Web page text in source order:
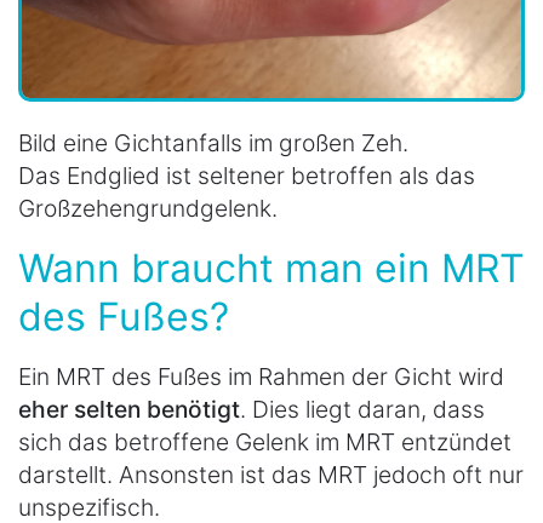
Bild eine Gichtanfalls im großen Zeh.
Das Endglied ist seltener betroffen als das
Großzehengrundgelenk.
Wann braucht man ein MRT
des Fußes?
Ein MRT des Fußes im Rahmen der Gicht wird
eher selten benötigt. Dies liegt daran, dass
sich das betroffene Gelenk im MRT entzündet
darstellt. Ansonsten ist das MRT jedoch oft nur
unspezifisch.